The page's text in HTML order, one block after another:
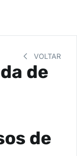
VOLTAR
de
de